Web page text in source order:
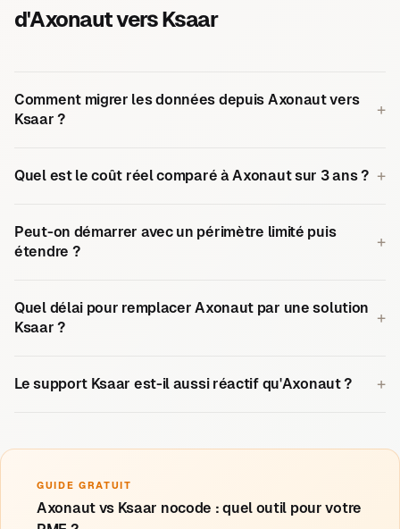
d'Axonaut vers Ksaar
Comment migrer les données depuis Axonaut vers
Ksaar ?
+
Quel est le coût réel comparé à Axonaut sur 3 ans ? +
Peut-on démarrer avec un périmètre limité puis
étendre ?
+
Quel délai pour remplacer Axonaut par une solution
Ksaar ?
+
Le support Ksaar est-il aussi réactif qu'Axonaut ? +
GUIDE GRATUIT
Axonaut vs Ksaar nocode : quel outil pour votre